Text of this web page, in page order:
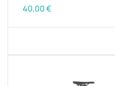
40,00€